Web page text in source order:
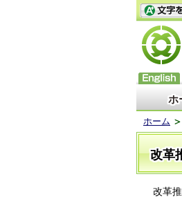
ホ
ホーム
改革
改革推